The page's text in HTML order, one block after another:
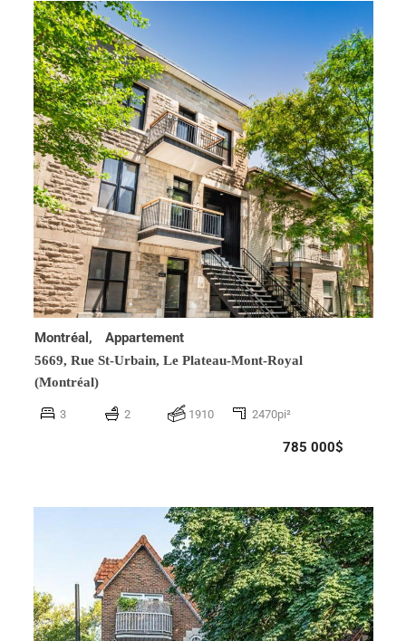
Montréal, Appartement
5669, Rue St-Urbain, Le Plateau-Mont-Royal
(Montréal)
3 2 1910 2470pi²
785 000$